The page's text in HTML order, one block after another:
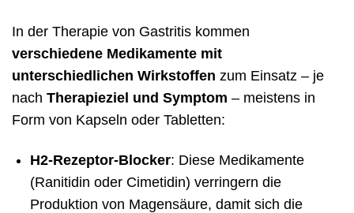
In der Therapie von Gastritis kommen
verschiedene Medikamente mit
unterschiedlichen Wirkstoffen zum Einsatz – je
nach Therapieziel und Symptom – meistens in
Form von Kapseln oder Tabletten:
H2-Rezeptor-Blocker: Diese Medikamente
(Ranitidin oder Cimetidin) verringern die
Produktion von Magensäure, damit sich die